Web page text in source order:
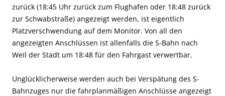
zurück (18:45 Uhr zurück zum Flughafen oder 18:48 zurück
zur Schwabstraße) angezeigt werden, ist eigentlich
Platzverschwendung auf dem Monitor. Von all den
angezeigten Anschlüssen ist allenfalls die S-Bahn nach
Weil der Stadt um 18:48 für den Fahrgast verwertbar.
Unglücklicherweise werden auch bei Verspätung des S-
Bahnzuges nur die fahrplanmäßigen Anschlüsse angezeigt